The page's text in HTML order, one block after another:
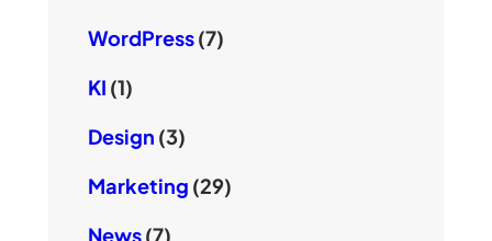
WordPress(7)
KI (1)
Design (3)
Marketing (29)
News(7)